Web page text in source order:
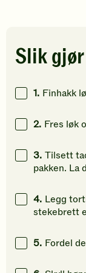
stjerner.
Klikk
å
gi
vurdering.
Slik
1. Finhakk
2. Fres løk
3. Tilsett
pakken. La
4. Legg
stekebrett
5. Fordel